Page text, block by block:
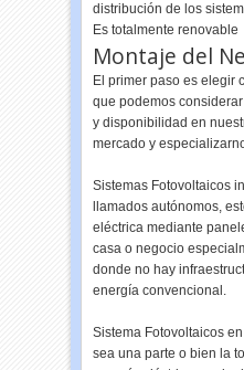
distribución de los
Es totalmente renovable
Montaje del
El primer paso es elegir
que podemos
y disponibilidad en
mercado y
Sistemas Fotovoltaicos
llamados autónomos,
eléctrica mediante
casa o negocio
donde no hay
energía convencional.
Sistema Fotovoltaicos
sea una parte o bien la